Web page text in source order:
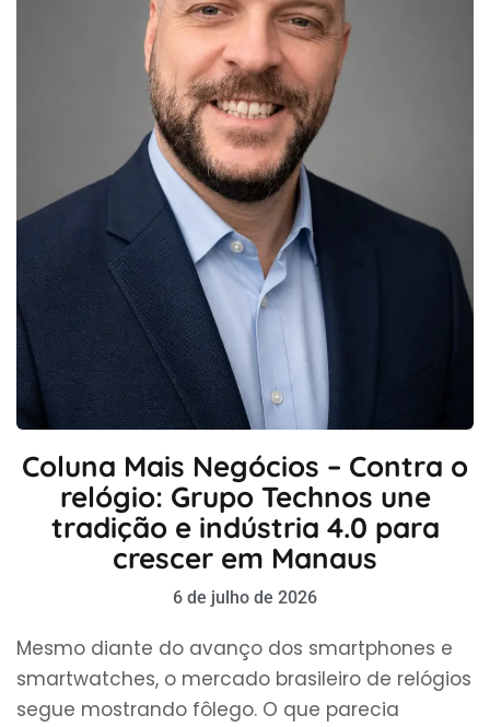
Coluna Mais Negócios – Contra o
relógio: Grupo Technos une
tradição e indústria 4.0 para
crescer em Manaus
6 de julho de 2026
Mesmo diante do avanço dos smartphones e
smartwatches, o mercado brasileiro de relógios
segue mostrando fôlego. O que parecia